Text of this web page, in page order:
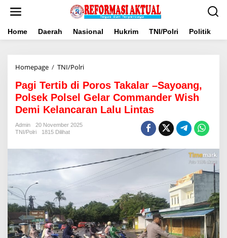
Home Daerah Nasional Hukrim TNI/Polri Politik
Homepage / TNI/PolriPagi
di
Poros
Takalar
–
Gelar
Commander
Wish
Demi
Lintas
Pagi Tertib di Poros Takalar –Sayoang,
Polsek Polsel Gelar Commander Wish
Demi Kelancaran Lalu Lintas
Admin
20 November 2025
TNI/Polri
1815 Dilihat